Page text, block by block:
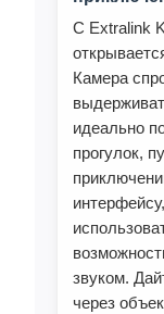
С Extralink
Камера
идеально
прогулок,
звуком.
через